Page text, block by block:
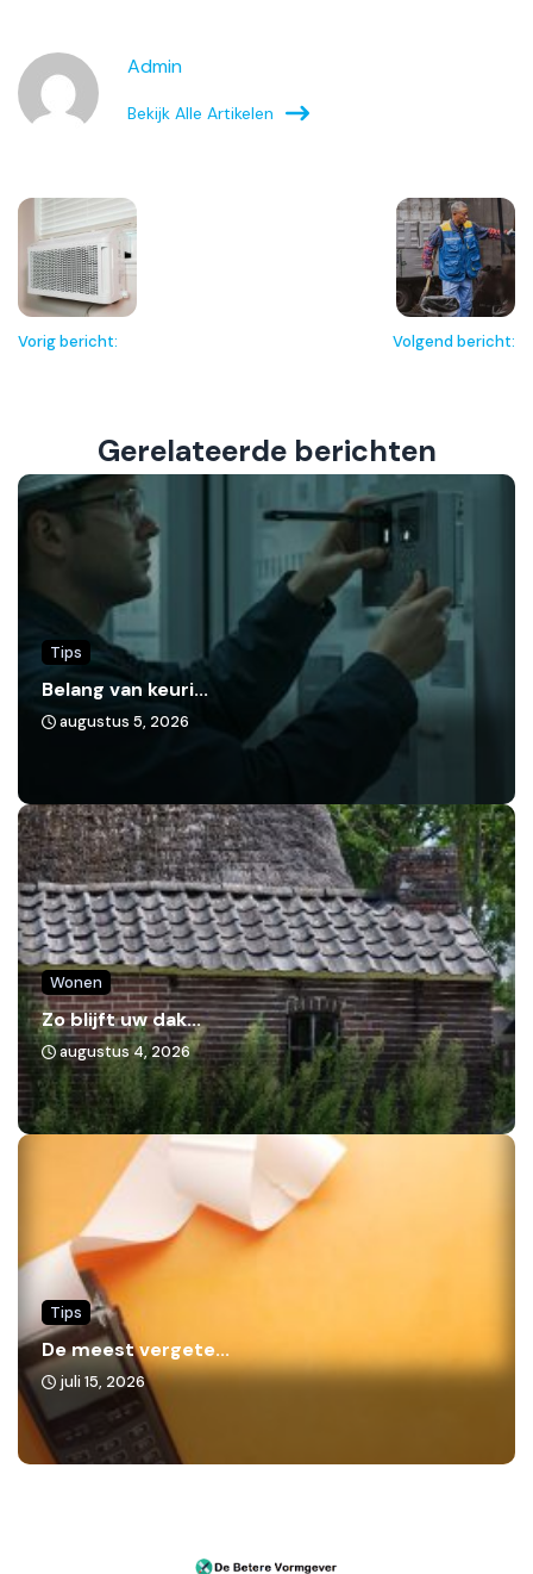
Admin
Bekijk Alle Artikelen
Vorig bericht: Volgend bericht:
Gerelateerde berichten
Tips
Belang van keuri...
augustus 5, 2026
Wonen
Zo blijft uw dak...
augustus 4, 2026
Tips
De meest vergete...
juli 15, 2026